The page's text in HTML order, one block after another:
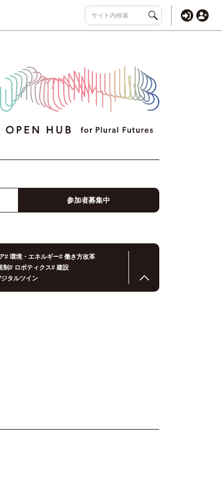
参加者募集中
# 環境・エネルギー# 働き方改革
制# ロボティクス# 建設
タルツイン